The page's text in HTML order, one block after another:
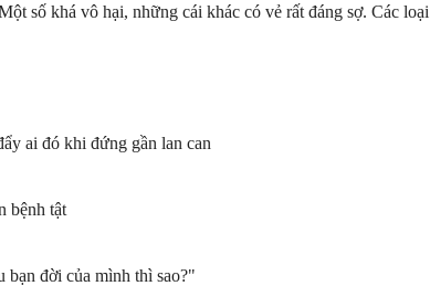
số khá vô hại, những cái khác có vẻ rất đáng sợ. Các
ai đó khi đứng gần lan can
bệnh tật
đời của mình thì sao?"